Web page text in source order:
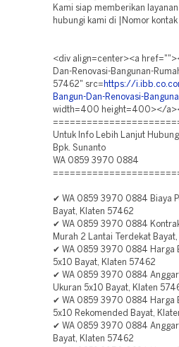
Kami siap memberikan
hubungi kami di |Nomor
<div align=center><a
Dan-Renovasi-Bangunan-
57462" src= https://
Bangun-Dan-Renovasi-
width=400 height=400></
Untuk Info Lebih Lanjut
Bpk. Sunanto
WA 0859 3970 0884
✔ WA 0859 3970 0884 Biaya
Bayat, Klaten 57462
✔ WA 0859 3970 0884
Murah 2 Lantai Terdekat
✔ WA 0859 3970 0884 Harga
5x10 Bayat, Klaten 57462
✔ WA 0859 3970 0884
Ukuran 5x10 Bayat, Klaten
✔ WA 0859 3970 0884 Harga
5x10 Rekomended Bayat,
✔ WA 0859 3970 0884
Bayat, Klaten 57462